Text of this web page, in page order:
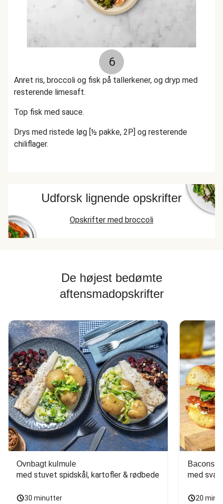
6
Anret ris, broccoli og fisk på tallerkener, og dryp med
resterende limesaft.
Top fisk med sauce.
Drys med ristede løg [½ pakke, 2P] og resterende
chiliflager.
Udforsk lignende opskrifter
Opskrifter med broccoli
De højest bedømte
aftensmadopskrifter
Ovnbagt kulmule
med stuvet spidskål, kartofler & rødbede
30 minutter
med
20